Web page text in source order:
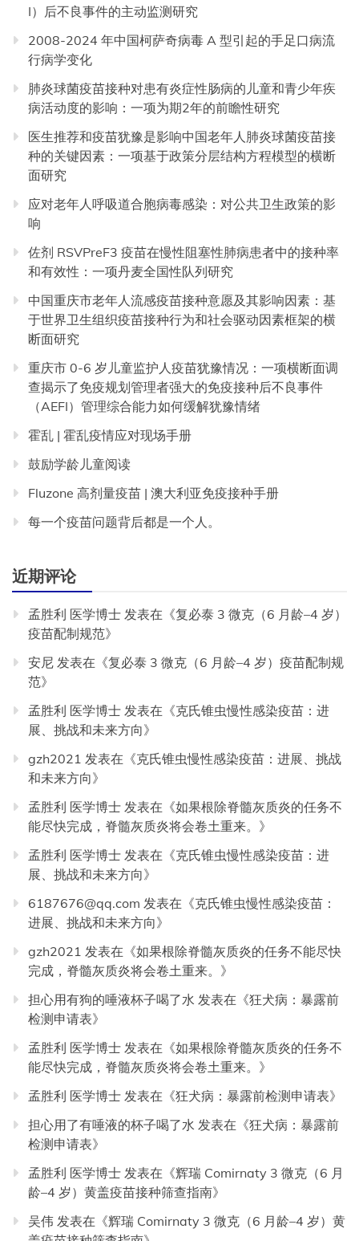
I）后不良事件的主动监测研究
2008-2024 年中国柯萨奇病毒 A 型引起的手足口病流
行病学变化
肺炎球菌疫苗接种对患有炎症性肠病的儿童和青少年疾
病活动度的影响：一项为期2年的前瞻性研究
医生推荐和疫苗犹豫是影响中国老年人肺炎球菌疫苗接
种的关键因素：一项基于政策分层结构方程模型的横断
面研究
应对老年人呼吸道合胞病毒感染：对公共卫生政策的影
响
佐剂 RSVPreF3 疫苗在慢性阻塞性肺病患者中的接种率
和有效性：一项丹麦全国性队列研究
中国重庆市老年人流感疫苗接种意愿及其影响因素：基
于世界卫生组织疫苗接种行为和社会驱动因素框架的横
断面研究
重庆市 0-6 岁儿童监护人疫苗犹豫情况：一项横断面调
查揭示了免疫规划管理者强大的免疫接种后不良事件
（AEFI）管理综合能力如何缓解犹豫情绪
霍乱 | 霍乱疫情应对现场手册
鼓励学龄儿童阅读
Fluzone 高剂量疫苗 | 澳大利亚免疫接种手册
每一个疫苗问题背后都是一个人。
近期评论
孟胜利 医学博士 发表在《复必泰 3 微克（6 月龄–4 岁）
疫苗配制规范》
安尼 发表在《复必泰 3 微克（6 月龄–4 岁）疫苗配制规
范》
孟胜利 医学博士 发表在《克氏锥虫慢性感染疫苗：进
展、挑战和未来方向》
gzh2021 发表在《克氏锥虫慢性感染疫苗：进展、挑战
和未来方向》
孟胜利 医学博士 发表在《如果根除脊髓灰质炎的任务不
能尽快完成，脊髓灰质炎将会卷土重来。 》
孟胜利 医学博士 发表在《克氏锥虫慢性感染疫苗：进
展、挑战和未来方向》
6187676@qq.com 发表在《克氏锥虫慢性感染疫苗：
进展、挑战和未来方向》
gzh2021 发表在《如果根除脊髓灰质炎的任务不能尽快
完成，脊髓灰质炎将会卷土重来。 》
担心用有狗的唾液杯子喝了水 发表在《狂犬病：暴露前
检测申请表》
孟胜利 医学博士 发表在《如果根除脊髓灰质炎的任务不
能尽快完成，脊髓灰质炎将会卷土重来。 》
孟胜利 医学博士 发表在《狂犬病：暴露前检测申请表》
担心用了有唾液的杯子喝了水 发表在《狂犬病：暴露前
检测申请表》
孟胜利 医学博士 发表在《辉瑞 Comirnaty 3 微克（6 月
龄–4 岁）黄盖疫苗接种筛查指南》
吴伟 发表在《辉瑞 Comirnaty 3 微克（6 月龄–4 岁）黄